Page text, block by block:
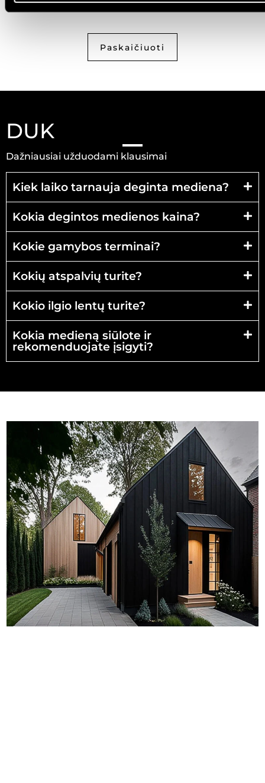
Perskaičiau ir sutinku suprivatumo politika
Paskaičiuoti
DUK
Dažniausiai užduodami klausimai
Kiek laiko tarnauja deginta mediena?
Kokia degintos medienos kaina?
Kokie gamybos terminai?
Kokių atspalvių turite?
Kokio ilgio lentų turite?
Kokia medieną siūlote ir
rekomenduojate įsigyti?